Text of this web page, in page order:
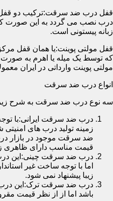
قفل درب ضد سرقت:ترکیب دو
زبانه پیستونی است.
که توسط یک میله یا اهرم به
مولتی پوینت وارداتی در ایران معمولاً دارای ۱۴ زبانه
انواع درب ضد سرقت
سه نوع درب ضد سرقت به شرح زیر
درب ضد سرقت ایرانی:با
زمینه تولید درب های
ضد سرقت موجود در بازار
قیمت مناسب دارای ظاهری
درب ضد سرقت چینی:این
اما با توجه ساخت غیر
زیبا پیشنهاد نمی شود.
درب ضد سرقت ترک:این درب
باشد اما از از نظر قیمت